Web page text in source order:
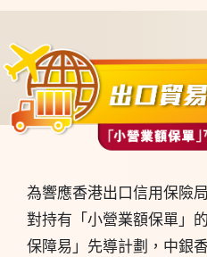
為響應香港出口信用保險
對持有「小營業額保單」
保障易」先導計劃，中銀